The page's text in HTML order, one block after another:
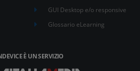
GUI Desktop e/o responsive
Glossario eLearning
È UN SERVIZIO